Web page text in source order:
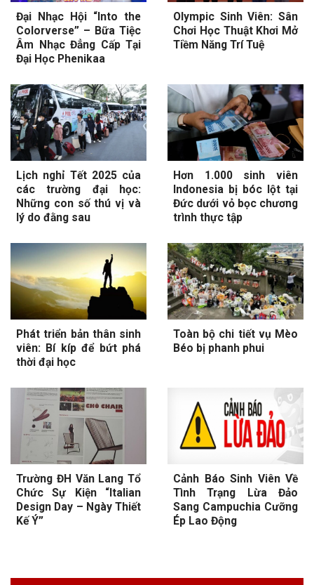
Đại Nhạc Hội “Into the
Colorverse” – Bữa Tiệc
Âm Nhạc Đẳng Cấp Tại
Đại Học Phenikaa
Olympic Sinh Viên: Sân
Chơi Học Thuật Khơi Mở
Tiềm Năng Trí Tuệ
Lịch nghỉ Tết 2025 của
các trường đại học:
Những con số thú vị và
lý do đằng sau
Hơn 1.000 sinh viên
Indonesia bị bóc lột tại
Đức dưới vỏ bọc chương
trình thực tập
Phát triển bản thân sinh
viên: Bí kíp để bứt phá
thời đại học
Toàn bộ chi tiết vụ Mèo
Béo bị phanh phui
Trường ĐH Văn Lang Tổ
Chức Sự Kiện “Italian
Design Day – Ngày Thiết
Kế Ý”
Cảnh Báo Sinh Viên Về
Tình Trạng Lừa Đảo
Sang Campuchia Cưỡng
Ép Lao Động